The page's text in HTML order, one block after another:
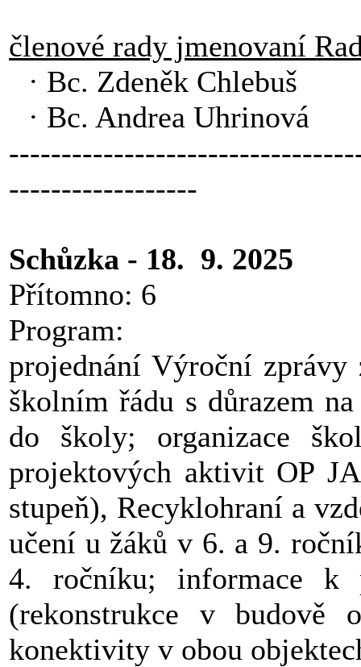
členové rady jmenovaní
· Bc. Zdeněk Chlebuš
· Bc. Andrea Uhrinová
------------------
Schůzka - 18. 9. 2025
Přítomno: 6
Program:
projednání Výroční
školním řádu s důrazem
do školy; organizace
projektových aktivit OP
stupeň), Recyklohraní a
učení u žáků v 6. a 9.
4. ročníku; informace k
(rekonstrukce v budově
konektivity v obou